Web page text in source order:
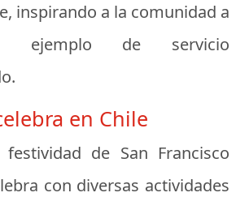
inspirando a la comunidad a
ejemplo de servicio
en Chile
de San Francisco
con diversas actividades